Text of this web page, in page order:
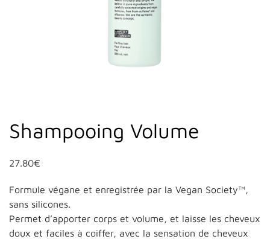
Shampooing Volume
27.80€
Formule végane et enregistrée par la Vegan Society™,
sans silicones.
Permet d’apporter corps et volume, et laisse les cheveux
doux et faciles à coiffer, avec la sensation de cheveux